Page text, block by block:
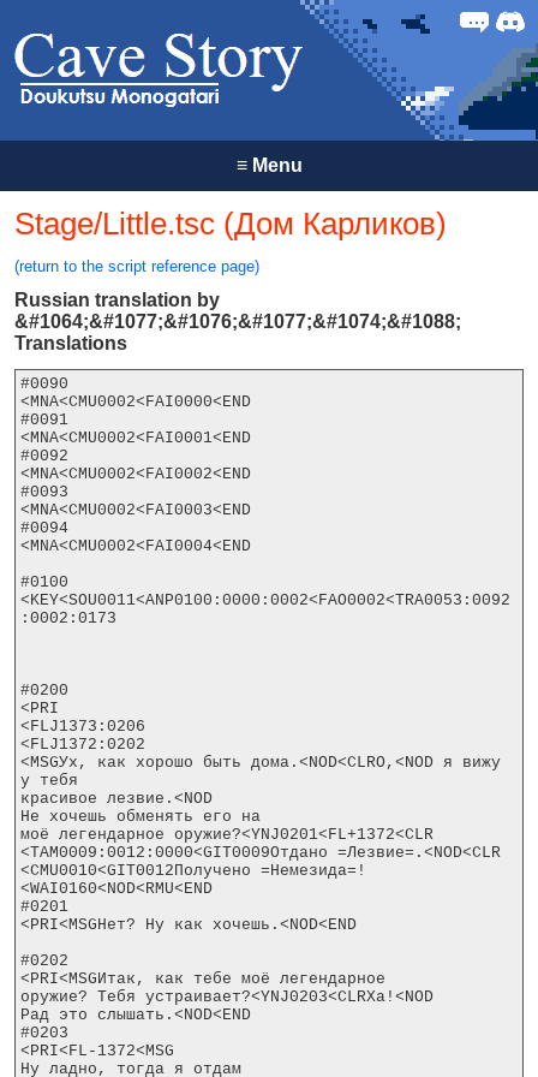
Forum
≡Menu
Stage/Little.tsc (Дом Карликов)
(return to the script reference page)
Russian translation by
&#1064;&#1077;&#1076;&#1077;&#1074;&#1088;
Translations
#0090
<MNA<CMU0002<FAI0000<END
#0091
<MNA<CMU0002<FAI0001<END
#0092
<MNA<CMU0002<FAI0002<END
#0093
<MNA<CMU0002<FAI0003<END
#0094
<MNA<CMU0002<FAI0004<END
#0100
<KEY<SOU0011<ANP0100:0000:0002<FAO0002<TRA0053:0092
:0002:0173
#0200
<PRI
<FLJ1373:0206
<FLJ1372:0202
<MSGУх, как хорошо быть дома.<NOD<CLRО,<NOD я вижу
у тебя
красивое лезвие.<NOD
Не хочешь обменять его на
моё легендарное оружие?<YNJ0201<FL+1372<CLR
<TAM0009:0012:0000<GIT0009Отдано =Лезвие=.<NOD<CLR
<CMU0010<GIT0012Получено =Немезида=!
<WAI0160<NOD<RMU<END
#0201
<PRI<MSGНет? Ну как хочешь.<NOD<END
#0202
<PRI<MSGИтак, как тебе моё легендарное
оружие? Тебя устраивает?<YNJ0203<CLRХа!<NOD
Рад это слышать.<NOD<END
#0203
<PRI<FL-1372<MSG
Ну ладно, тогда я отдам